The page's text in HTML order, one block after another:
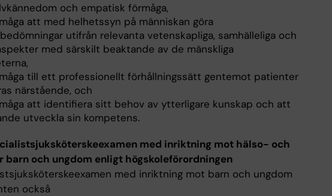
och empatisk förmåga,
att med helhetssyn på människan göra
utifrån relevanta vetenskapliga, samhälleliga och
med särskilt beaktande av de mänskliga
till ett professionellt förhållningssätt gentemot patienter
närstående, och
att identifiera sitt behov av ytterligare kunskap och att
utveckla sin kompetens.
med inriktning mot hälso- och
barn och ungdom enligt högskoleförordningen
med inriktning mot barn och ungdom
också